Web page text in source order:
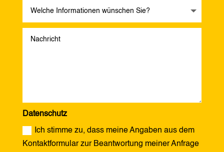
Datenschutz
Ich stimme zu, dass meine Angaben aus dem
Kontaktformular zur Beantwortung meiner Anfrage